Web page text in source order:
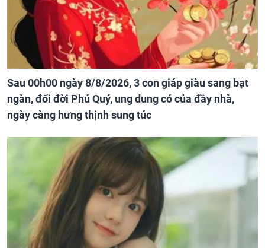
Sau 00h00 ngày 8/8/2026, 3 con giáp giàu sang bạt
ngàn, đổi đời Phú Quý, ung dung có của đầy nhà,
ngày càng hưng thịnh sung túc